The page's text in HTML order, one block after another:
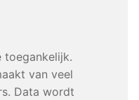
toegankelijk.
van veel
Data wordt